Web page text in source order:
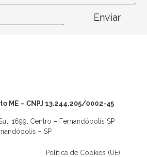
Enviar
ME – CNPJ 13.244.205/0002-45
1699, Centro – Fernandópolis SP
– SP
Política de Cookies (UE)